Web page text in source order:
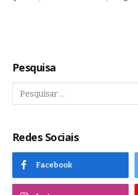
Pesquisa
Redes Sociais
Facebook